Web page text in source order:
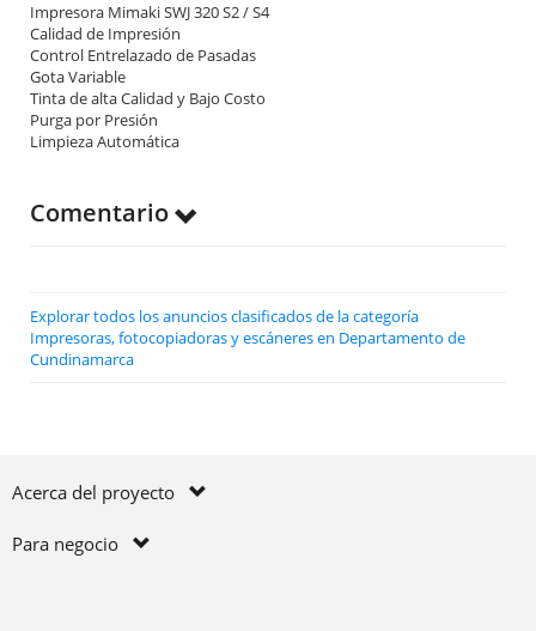
Impresora Mimaki SWJ 320 S2 / S4
Calidad de Impresión
Control Entrelazado de Pasadas
Gota Variable
Tinta de alta Calidad y Bajo Costo
Purga por Presión
Limpieza Automática
Comentario
Explorar todos los anuncios clasificados de la categoría
Impresoras, fotocopiadoras y escáneres en Departamento de
Cundinamarca
Acerca del proyecto
Para negocio